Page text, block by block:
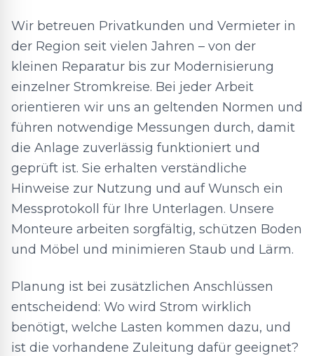
Wir betreuen Privatkunden und Vermieter in
der Region seit vielen Jahren – von der
kleinen Reparatur bis zur Modernisierung
einzelner Stromkreise. Bei jeder Arbeit
orientieren wir uns an geltenden Normen und
führen notwendige Messungen durch, damit
die Anlage zuverlässig funktioniert und
geprüft ist. Sie erhalten verständliche
Hinweise zur Nutzung und auf Wunsch ein
Messprotokoll für Ihre Unterlagen. Unsere
Monteure arbeiten sorgfältig, schützen Boden
und Möbel und minimieren Staub und Lärm.
Planung ist bei zusätzlichen Anschlüssen
entscheidend: Wo wird Strom wirklich
benötigt, welche Lasten kommen dazu, und
ist die vorhandene Zuleitung dafür geeignet?